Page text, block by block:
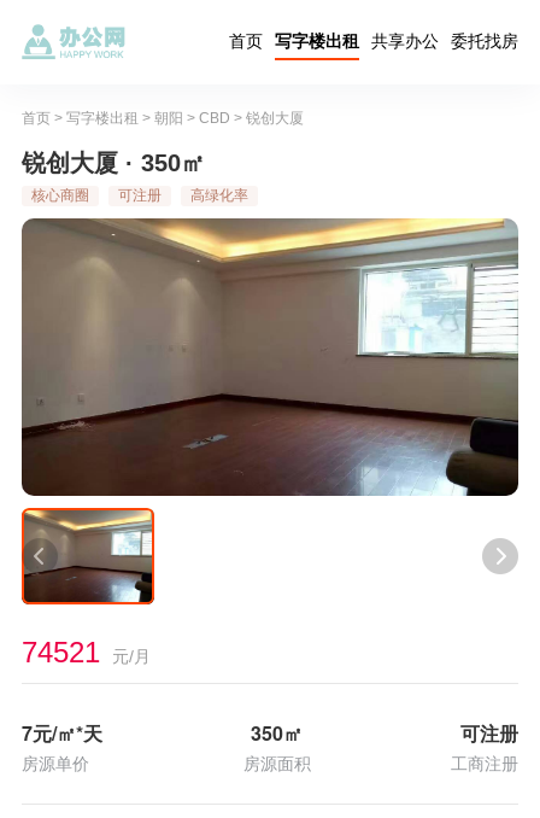
首页 写字楼出租 共享办公 委托找房
首页> 写字楼出租 > 朝阳 > CBD > 锐创大厦
锐创大厦 · 350㎡
核心商圈 可注册 高绿化率
74521 元/月
7元/㎡*天
房源单价
350㎡
房源面积
可注册
工商注册